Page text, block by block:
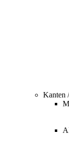
Kanten